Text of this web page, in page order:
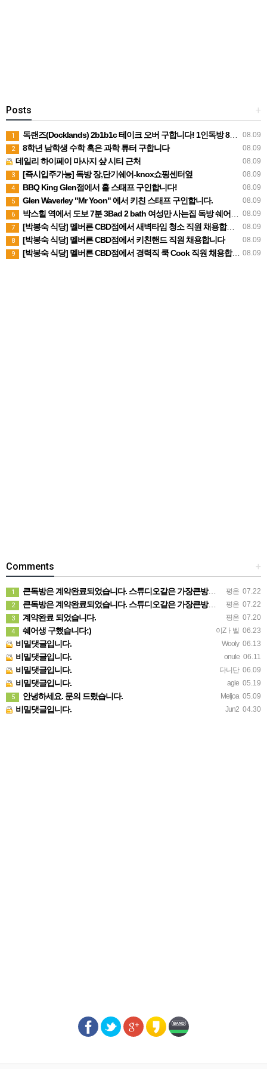
+
Posts
08.09
1 독랜즈(Docklands) 2b1b1c 테이크 오버 구합니다! 1인독방 8월말 입주가능
08.09
2 8학년 남학생 수학 혹은 과학 튜터 구합니다
08.09
데일리 하이페이 마사지 샾 시티 근처
08.09
3 [즉시입주가능] 독방 장,단기쉐어-knox쇼핑센터옆
08.09
4 BBQ King Glen점에서 홀 스태프 구인합니다!
08.09
5 Glen Waverley "Mr Yoon" 에서 키친 스태프 구인합니다.
08.09
6 박스힐 역에서 도보 7분 3Bad 2 bath 여성만 사는집 독방 쉐어생 찾습니다 (280불 빌포함)
08.09
7 [박봉숙 식당] 멜버른 CBD점에서 새벽타임 청소 직원 채용합니다 (경력자 환영)
08.09
8 [박봉숙 식당] 멜버른 CBD점에서 키친핸드 직원 채용합니다
08.09
9 [박봉숙 식당] 멜버른 CBD점에서 경력직 쿡 Cook 직원 채용합니다
+
Comments
평온 07.22
1 큰독방은 계약완료되었습니다. 스튜디오같은 가장큰방을 2인동시 또는 혼자서 큰독방으로도 즉시입주 가능합니다.
평온 07.22
2 큰독방은 계약완료되었습니다. 스튜디오같은 가장큰방을 2인동시 또는 혼자서 큰독방으로도 즉시입주 가능합니다.
평온 07.20
3 계약완료 되었습니다.
이Zㅏ벨 06.23
4 쉐어생 구했습니다:)
Wooly 06.13
비밀댓글입니다.
onule 06.11
비밀댓글입니다.
다니단 06.09
비밀댓글입니다.
agle 05.19
비밀댓글입니다.
Meljoa 05.09
5 안녕하세요. 문의 드렸습니다.
Jun2 04.30
비밀댓글입니다.